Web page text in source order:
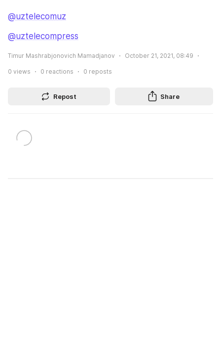
@uztelecomuz
@uztelecompress
Timur Mashrabjonovich Mamadjanov October 21, 2021, 08:49
0 views 0 reactions 0 reposts
Repost Share